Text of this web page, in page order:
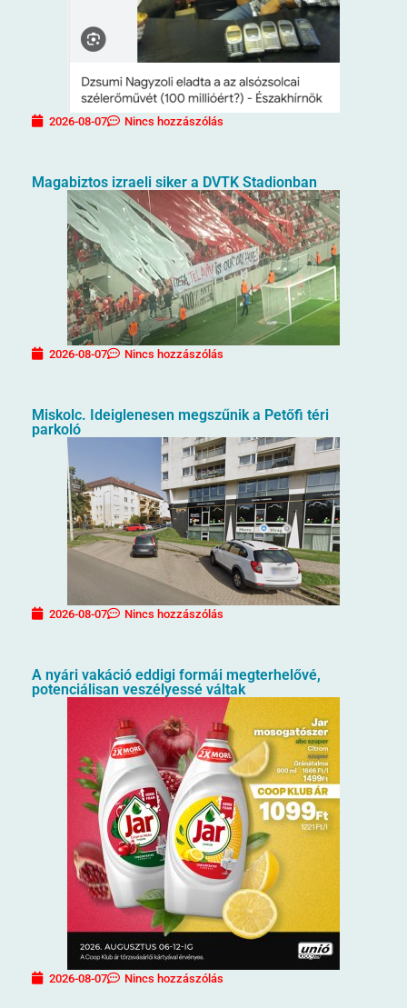
2026-08-07 Nincs hozzászólás
Magabiztos izraeli siker a DVTK Stadionban
2026-08-07 Nincs hozzászólás
Miskolc. Ideiglenesen megszűnik a Petőfi téri
parkoló
2026-08-07 Nincs hozzászólás
A nyári vakáció eddigi formái megterhelővé,
potenciálisan veszélyessé váltak
2026-08-07 Nincs hozzászólás